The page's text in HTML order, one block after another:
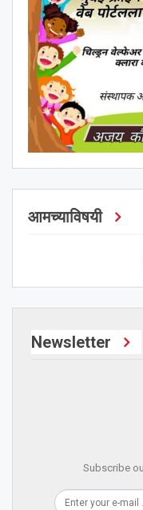
आमच्याविषयी
Newsletter
Subscribe